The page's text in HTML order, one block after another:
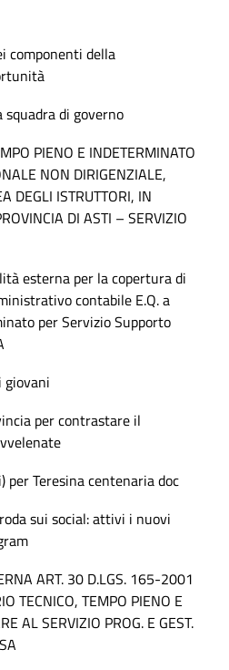
componenti della
di governo
PIENO E INDETERMINATO
NON DIRIGENZIALE,
DEGLI ISTRUTTORI, IN
DI ASTI – SERVIZIO
esterna per la copertura di
contabile E.Q. a
per Servizio Supporto
giovani
per contrastare il
per Teresina centenaria doc
sui social: attivi i nuovi
ART. 30 D.LGS. 165-2001
TECNICO, TEMPO PIENO E
AL SERVIZIO PROG. E GEST.